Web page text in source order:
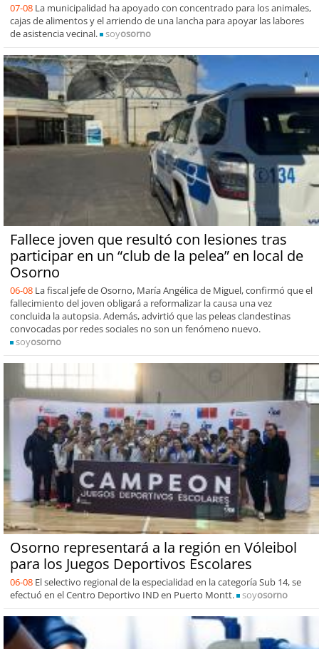
07-08 La municipalidad ha apoyado con concentrado para los animales,
cajas de alimentos y el arriendo de una lancha para apoyar las labores
de asistencia vecinal.
soyosorno
Fallece joven que resultó con lesiones tras
participar en un “club de la pelea” en local de
Osorno
06-08 La fiscal jefe de Osorno, María Angélica de Miguel, confirmó que el
fallecimiento del joven obligará a reformalizar la causa una vez
concluida la autopsia. Además, advirtió que las peleas clandestinas
convocadas por redes sociales no son un fenómeno nuevo.
soyosorno
Osorno representará a la región en Vóleibol
para los Juegos Deportivos Escolares
06-08 El selectivo regional de la especialidad en la categoría Sub 14, se
efectuó en el Centro Deportivo IND en Puerto Montt.
soyosorno